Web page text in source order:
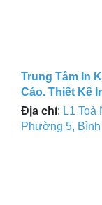
Trung Tâm In
Cáo. Thiết Kế
Địa chỉ: L1 Toà
Phường 5,